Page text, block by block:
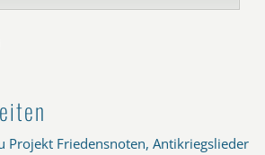
Projekt Friedensnoten, Antikriegslieder